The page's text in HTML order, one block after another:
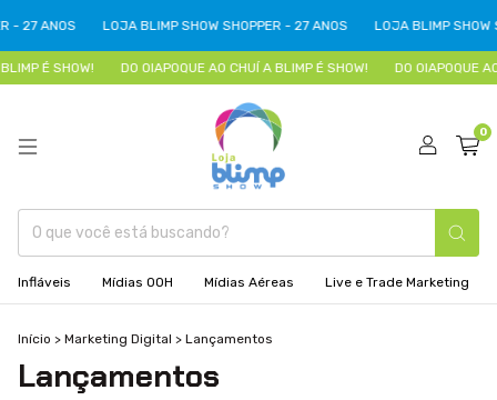
- 27 ANOS LOJA BLIMP SHOW SHOPPER - 27 ANOS LOJA BLIMP SHOW
É SHOW! DO OIAPOQUE AO CHUÍ A BLIMP É SHOW! DO OIAPOQUE
0
Infláveis Mídias OOH Mídias Aéreas Live e Trade Marketing
Início > Marketing Digital > Lançamentos
Lançamentos